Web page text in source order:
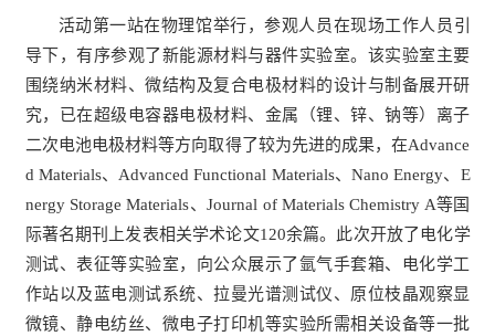
活动第一站在物理馆举行，参观人员在现场工作人员引
导下，有序参观了新能源材料与器件实验室。该实验室主要
围绕纳米材料、微结构及复合电极材料的设计与制备展开研
究，已在超级电容器电极材料、金属（锂、锌、钠等）离子
二次电池电极材料等方向取得了较为先进的成果，在Advance
d Materials、Advanced Functional Materials、Nano Energy、E
nergy Storage Materials、Journal of Materials Chemistry A等国
际著名期刊上发表相关学术论文120余篇。此次开放了电化学
测试、表征等实验室，向公众展示了氩气手套箱、电化学工
作站以及蓝电测试系统、拉曼光谱测试仪、原位枝晶观察显
微镜、静电纺丝、微电子打印机等实验所需相关设备等一批